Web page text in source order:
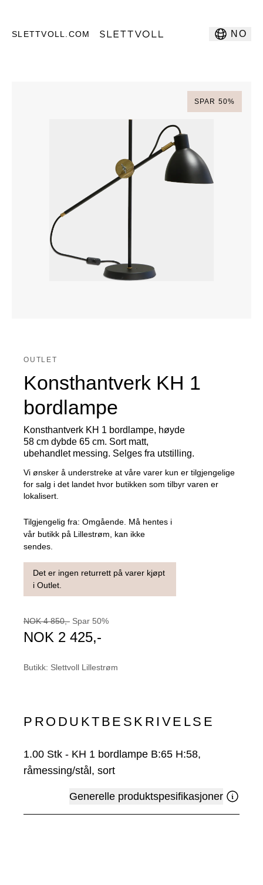
SLETTVOLL.COM NO
SPAR 50%
OUTLET
Konsthantverk KH 1
bordlampe
Konsthantverk KH 1 bordlampe, høyde
58 cm dybde 65 cm. Sort matt,
ubehandlet messing. Selges fra utstilling.
Vi ønsker å understreke at våre varer kun er tilgjengelige
for salg i det landet hvor butikken som tilbyr varen er
lokalisert.
Tilgjengelig fra: Omgående. Må hentes i
vår butikk på Lillestrøm, kan ikke
sendes.
Det er ingen returrett på varer kjøpt
i Outlet.
NOK 4 850,- Spar 50%
NOK 2 425,-
Butikk: Slettvoll Lillestrøm
PRODUKTBESKRIVELSE
1.00 Stk - KH 1 bordlampe B:65 H:58,
råmessing/stål, sort
Generelle produktspesifikasjoner